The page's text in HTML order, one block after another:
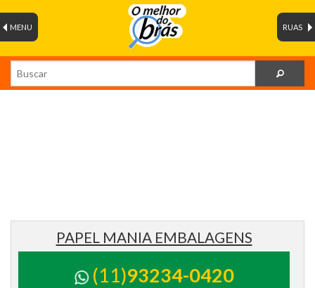
RUAS
MENU
PAPEL MANIA EMBALAGENS
(11)93234-0420